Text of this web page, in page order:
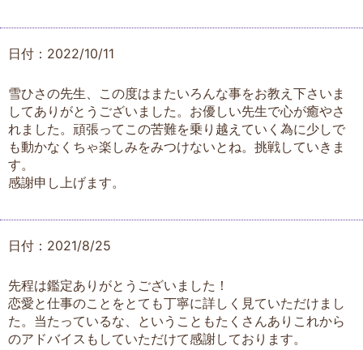
日付：2022/10/11
雪ひさの先生、この度はまたいろんな事をお教え下さいま
してありがとうございました。お優しい先生で心が癒やさ
れました。頑張ってこの苦難を乗り越えていく為に少しで
も動かなくちゃ楽しみをみつけないとね。挑戦していきま
す。
感謝申し上げます。
日付：2021/8/25
先程は鑑定ありがとうございました！
恋愛と仕事のことをとても丁寧に詳しく見ていただけまし
た。当たっているな、ということもたくさんありこれから
のアドバイスもしていただけて感謝しております。